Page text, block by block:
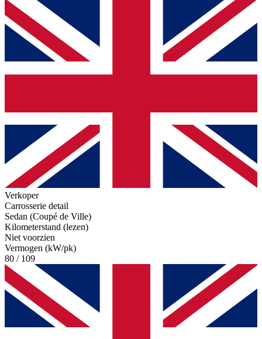
Verkoper
Carrosserie detail
Sedan (Coupé de Ville)
Kilometerstand (lezen)
Niet voorzien
Vermogen (kW/pk)
80 / 109